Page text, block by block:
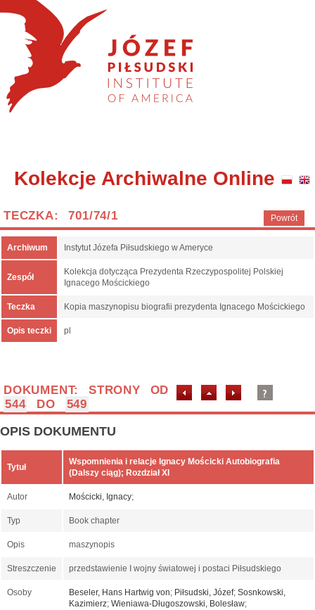
Kolekcje Archiwalne Online
Powrót
TECZKA: 701/74/1
Archiwum Instytut Józefa Piłsudskiego w Ameryce
Zespół
Kolekcja dotycząca Prezydenta Rzeczypospolitej Polskiej
Ignacego Mościckiego
Teczka Kopia maszynopisu biografii prezydenta Ignacego Mościckiego
Opis teczki pl
DOKUMENT: STRONY OD
544
DO 549
OPIS DOKUMENTU
Tytuł
Wspomnienia i relacje Ignacy Mościcki Autobiografia
(Dalszy ciąg); Rozdział XI
Autor Mościcki, Ignacy;
Typ Book chapter
Opis maszynopis
Streszczenie przedstawienie I wojny światowej i postaci Piłsudskiego
Osoby Beseler, Hans Hartwig von; Piłsudski, Józef; Sosnkowski,
Kazimierz; Wieniawa-Długoszowski, Bolesław;